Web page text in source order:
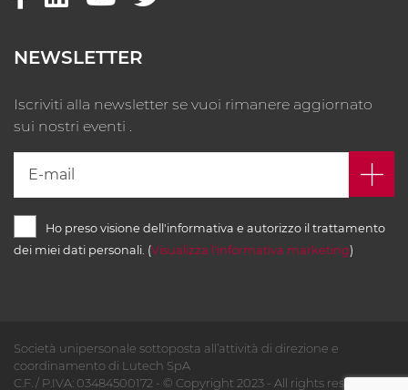
NEWSLETTER
Iscriviti alla newsletter se vuoi rimanere aggiornato
sui nostri eventi .
Ho preso visione dell'informativa e autorizzo il trattamento
dei miei dati personali. (Visualizza l'informativa marketing)
Società unipersonale sottoposta all’attività di direzione e
coordinamento di Lutech SpA
C.F. / P.IVA: 03484500172 - © Copyright 2023 - All rights reserved -